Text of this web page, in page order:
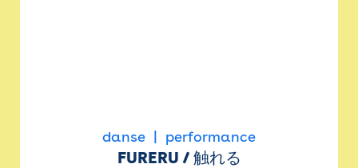
danse performance
FURERU / 触れる